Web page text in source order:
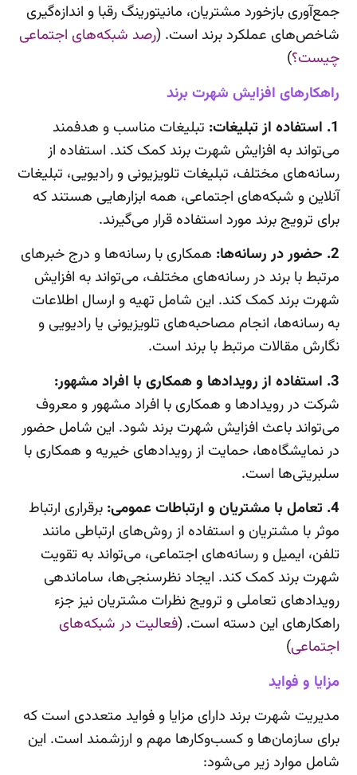
جمع‌آوری بازخورد مشتریان، مانیتورینگ رقبا و اندازه‌گیری
شاخص‌های عملکرد برند است. (رصد شبکه‌های اجتماعی
چیست؟)
راهکارهای افزایش شهرت برند
1. استفاده از تبلیغات:
تبلیغات مناسب و هدفمند
می‌تواند به افزایش شهرت برند کمک کند. استفاده از
رسانه‌های مختلف، تبلیغات تلویزیونی و رادیویی، تبلیغات
آنلاین و شبکه‌های اجتماعی، همه ابزارهایی هستند که
برای ترویج برند مورد استفاده قرار می‌گیرند.
2. حضور در رسانه‌ها:
همکاری با رسانه‌ها و درج خبرهای
مرتبط با برند در رسانه‌های مختلف، می‌تواند به افزایش
شهرت برند کمک کند. این شامل تهیه و ارسال اطلاعات
به رسانه‌ها، انجام مصاحبه‌های تلویزیونی یا رادیویی و
نگارش مقالات مرتبط با برند است.
3. استفاده از رویدادها و همکاری با افراد مشهور:
شرکت در رویدادها و همکاری با افراد مشهور و معروف
می‌تواند باعث افزایش شهرت برند شود. این شامل حضور
در نمایشگاه‌ها، حمایت از رویدادهای خیریه و همکاری با
سلبریتی‌ها است.
4. تعامل با مشتریان و ارتباطات عمومی:
برقراری ارتباط
موثر با مشتریان و استفاده از روش‌های ارتباطی مانند
تلفن، ایمیل و رسانه‌های اجتماعی، می‌تواند به تقویت
شهرت برند کمک کند. ایجاد نظرسنجی‌ها، ساماندهی
رویدادهای تعاملی و ترویج نظرات مشتریان نیز جزء
راهکارهای این دسته است. (فعالیت در شبکه‌های
اجتماعی)
مزایا و فواید
مدیریت شهرت برند دارای مزایا و فواید متعددی است که
برای سازمان‌ها و کسب‌وکارها مهم و ارزشمند است. این
شامل موارد زیر می‌شود: